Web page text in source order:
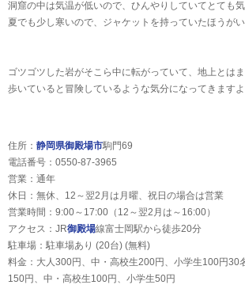
洞窟の中は気温が低いので、ひんやりしていてとても気
夏でも少し寒いので、ジャケットを持っていたほうがい
ゴツゴツした岩がそこら中に転がっていて、地上とはま
歩いていると冒険しているような気分になってきますよ
住所： 静岡県御殿場市駒門69
電話番号：0550-87-3965
営業：通年
休日：無休、12～翌2月は月曜、祝日の場合は営業
営業時間：9:00～17:00（12～翌2月は～16:00）
アクセス：JR御殿場線富士岡駅から徒歩20分
駐車場：駐車場あり (20台) (無料)
料金：大人300円、中・高校生200円、小学生100円30
150円、中・高校生100円、小学生50円